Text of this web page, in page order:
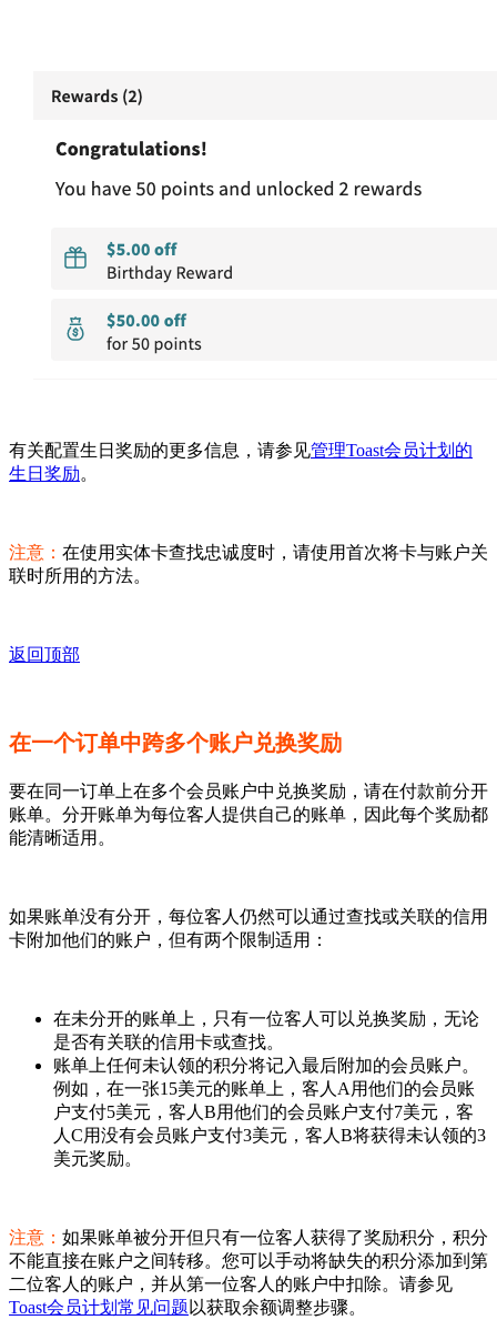
有关配置生日奖励的更多信息，请参见管理Toast会员计划的
生日奖励。
注意： 在使用实体卡查找忠诚度时，请使用首次将卡与账户关
联时所用的方法。
返回顶部
在一个订单中跨多个账户兑换奖励
要在同一订单上在多个会员账户中兑换奖励，请在付款前分开
账单。分开账单为每位客人提供自己的账单，因此每个奖励都
能清晰适用。
如果账单没有分开，每位客人仍然可以通过查找或关联的信用
卡附加他们的账户，但有两个限制适用：
在未分开的账单上，只有一位客人可以兑换奖励，无论
是否有关联的信用卡或查找。
账单上任何未认领的积分将记入最后附加的会员账户。
例如，在一张15美元的账单上，客人A用他们的会员账
户支付5美元，客人B用他们的会员账户支付7美元，客
人C用没有会员账户支付3美元，客人B将获得未认领的3
美元奖励。
注意： 如果账单被分开但只有一位客人获得了奖励积分，积分
不能直接在账户之间转移。您可以手动将缺失的积分添加到第
二位客人的账户，并从第一位客人的账户中扣除。请参见
Toast会员计划常见问题 以获取余额调整步骤。